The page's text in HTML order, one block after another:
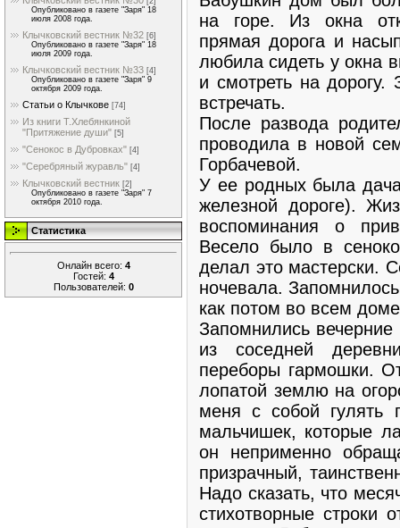
Опубликовано в газете "Заря" 18
июля 2008 года.
Клычковский вестник №32 [6]
Опубликовано в газете "Заря" 18
июля 2009 года.
Клычковский вестник №33 [4]
Опубликовано в газете "Заря" 9
октября 2009 года.
Статьи о Клычкове [74]
Из книги Т.Хлебянкиной
"Притяжение души" [5]
"Сенокос в Дубровках" [4]
"Серебряный журавль" [4]
Клычковский вестник [2]
Опубликовано в газете "Заря" 7
октября 2010 года.
Статистика
Онлайн всего: 4
Гостей: 4
Пользователей: 0
на горе. Из ок­на
прямая дорога и
любила сидеть у окна
и смотреть на
встречать.
После развода
проводила в новой
Горбачевой.
У ее родных была
железной дороге).
воспоминания о
Весело было в
делал это мастер­ски.
ночевала.
как по­том во всем
Запомнились вечерние
из соседней
переборы гармошки.
лопатой землю на
меня с собой гулять
мальчишек, ко­торые
он неприменно
призрачный,
Надо сказать, что
сти­хотворные